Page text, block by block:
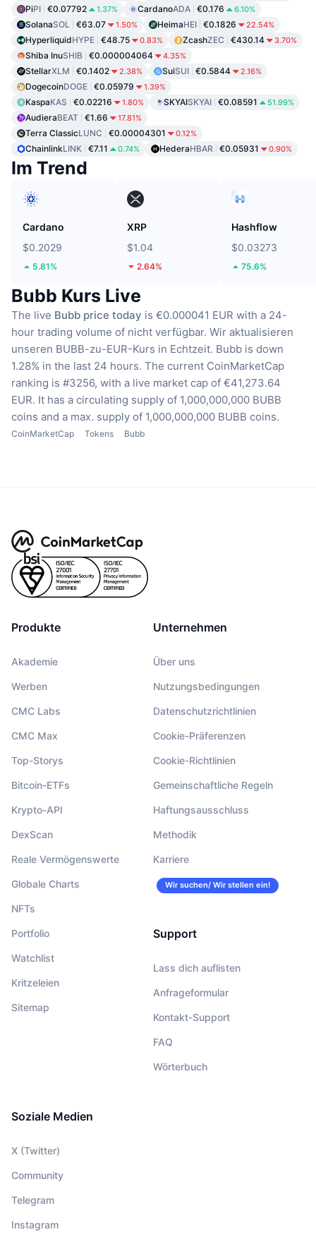
PiPI €0.07792 1.37% CardanoADA €0.176 6.10%
SolanaSOL €63.07 1.50% HeimaHEI €0.1826 22.54%
HyperliquidHYPE €48.75 0.83% ZcashZEC €430.14 3.70%
Shiba InuSHIB €0.000004064 4.35%
StellarXLM €0.1402 2.38% SuiSUI €0.5844 2.16%
DogecoinDOGE €0.05979 1.39%
KaspaKAS €0.02216 1.80% SKYAISKYAI €0.08591 51.99%
AudieraBEAT €1.66 17.81%
Terra ClassicLUNC €0.00004301 0.12%
ChainlinkLINK €7.11 0.74% HederaHBAR €0.05931 0.90%
Im Trend
Cardano
$0.2029
5.81%
XRP
$1.04
2.64%
Hashflow
$0.03273
75.6%
Bubb Kurs Live
The live Bubb price today is €0.000041 EUR with a 24-
hour trading volume of nicht verfügbar. Wir aktualisieren
unseren BUBB-zu-EUR-Kurs in Echtzeit. Bubb is down
1.28% in the last 24 hours. The current CoinMarketCap
ranking is #3256, with a live market cap of €41,273.64
EUR. It has a circulating supply of 1,000,000,000 BUBB
coins and a max. supply of 1,000,000,000 BUBB coins.
CoinMarketCap Tokens Bubb
Produkte
Akademie
Werben
CMC Labs
CMC Max
Top-Storys
Bitcoin-ETFs
Krypto-API
DexScan
Reale Vermögenswerte
Globale Charts
NFTs
Portfolio
Watchlist
Kritzeleien
Sitemap
Unternehmen
Über uns
Nutzungsbedingungen
Datenschutzrichtlinien
Cookie-Präferenzen
Cookie-Richtlinien
Gemeinschaftliche Regeln
Haftungsausschluss
Methodik
Karriere
Wir suchen/ Wir stellen ein!
Support
Lass dich auflisten
Anfrageformular
Kontakt-Support
FAQ
Wörterbuch
Soziale Medien
X (Twitter)
Community
Telegram
Instagram